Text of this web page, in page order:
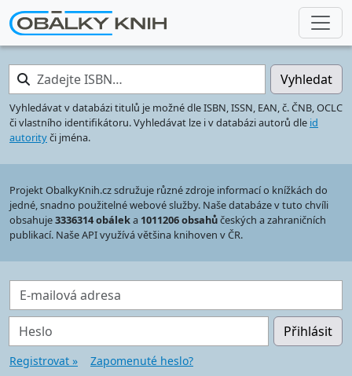
Zadejte ISBN… Vyhledat
Vyhledávat v databázi titulů je možné dle ISBN, ISSN, EAN, č. ČNB, OCLC
či vlastního identifikátoru. Vyhledávat lze i v databázi autorů dle id
autorityči jména.
Projekt ObalkyKnih.cz sdružuje různé zdroje informací o knížkách do
jedné, snadno použitelné webové služby. Naše databáze v tuto chvíli
obsahuje3336314 obáleka 1011206 obsahůčeských a zahraničních
publikací. Naše API využívá většina knihoven v ČR.
E-mailová adresa
Heslo Přihlásit
Registrovat » Zapomenuté heslo?